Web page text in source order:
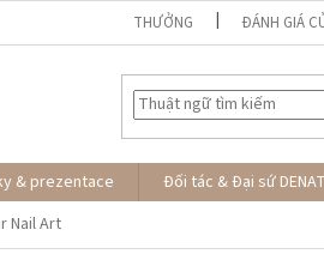
THƯỞNG ĐÁNH GIÁ
& prezentace Đối tác & Đại sứ
Nail Art